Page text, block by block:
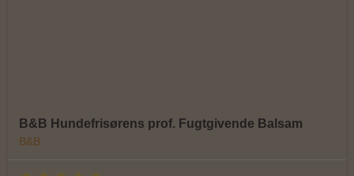
B&B Hundefrisørens prof. Fugtgivende Balsam
B&B